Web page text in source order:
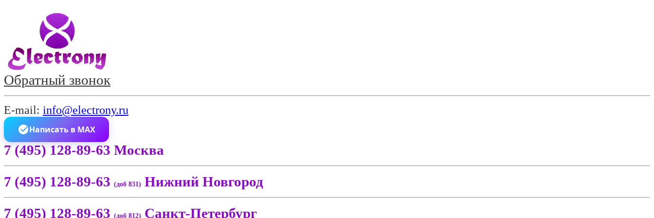
Обратный звонок
E-mail: info@electrony.ru
Написать в MAX
7 (495) 128-89-63 Москва
7 (495) 128-89-63 (доб 831) Нижний Новгород
7 (495) 128-89-63 (доб 812) Санкт-Петербург